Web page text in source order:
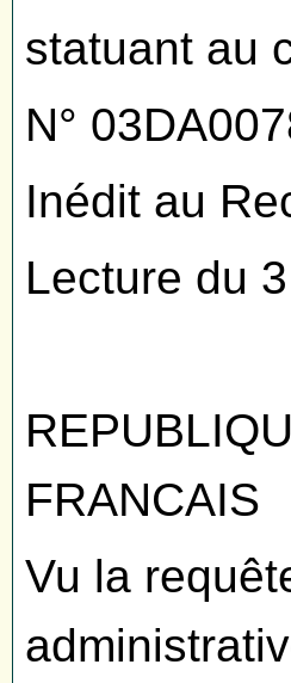
statuant au
N°
Inédit au
Lecture du
FRANCAIS
Vu la